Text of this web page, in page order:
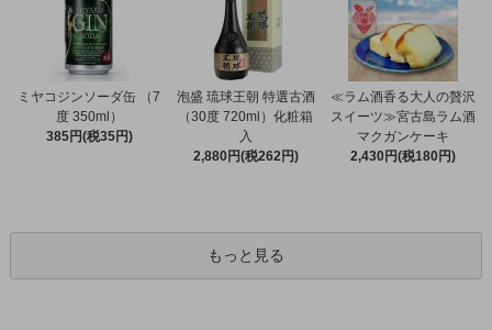
ミヤコジンソーダ缶 （7
度 350ml）
385円(税35円)
泡盛 琉球王朝 特選古酒
（30度 720ml）化粧箱
入
2,880円(税262円)
≪ラム酒香る大人の贅沢
スイーツ≫宮古島ラム酒
マクガンケーキ
2,430円(税180円)
もっと見る